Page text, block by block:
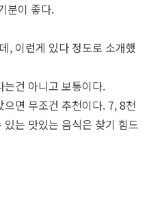
분이 좋다.
, 이런게 있다 정도로 소개했
는건 아니고 보통이다.
면 무조건 추천이다. 7, 8천
는 맛있는 음식은 찾기 힘드